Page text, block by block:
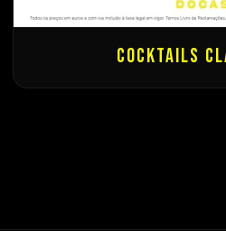
Cocktails